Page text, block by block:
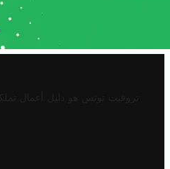
تروفيت تونس هو دليل أعمال